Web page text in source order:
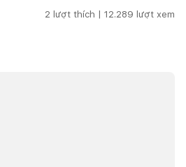
2 lượt thích | 12.289 lượt xem